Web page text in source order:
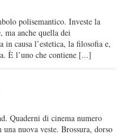
polisemantico. Investe la
ma anche quella dei
causa l’estetica, la filosofia e,
È l’uno che contiene [...]
Quaderni di cinema numero
nuova veste. Brossura, dorso